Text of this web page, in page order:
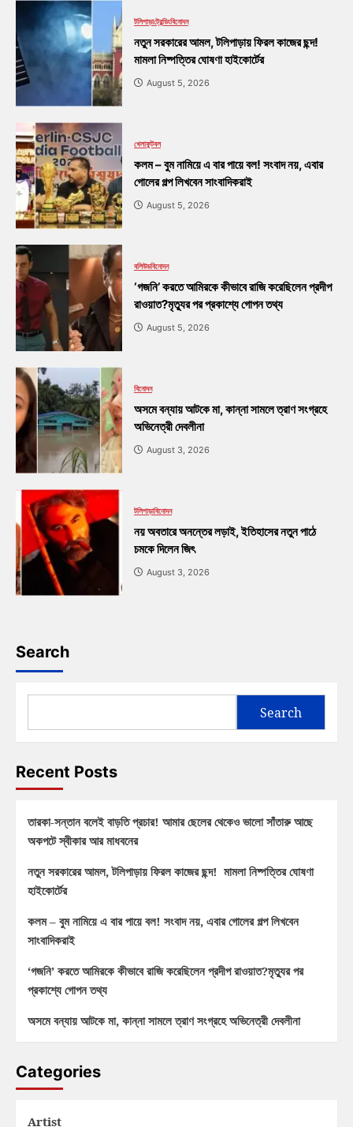
টলিপাড়াট্রেন্ডিংবিনোদন
নতুন সরকারের আমল, টলিপাড়ায় ফিরল কাজের ছন্দ!
মামলা নিষ্পত্তির ঘোষণা হাইকোর্টের
August 5, 2026
খেলাফুটবল
কলম – বুম নামিয়ে এ বার পায়ে বল! সংবাদ নয়, এবার
গোলের গল্প লিখবেন সাংবাদিকরাই
August 5, 2026
বলিউডবিনোদন
‘গজনি’ করতে আমিরকে কীভাবে রাজি করেছিলেন প্রদীপ
রাওয়াত?মৃত্যুর পর প্রকাশ্যে গোপন তথ্য
August 5, 2026
বিনোদন
অসমে বন্যায় আটকে মা, কান্না সামলে ত্রাণ সংগ্রহে
অভিনেত্রী দেবলীনা
August 3, 2026
টলিপাড়াবিনোদন
নয় অবতারে অনন্তের লড়াই, ইতিহাসের নতুন পাঠে
চমকে দিলেন জিৎ
August 3, 2026
Search
Search
Recent Posts
তারকা-সন্তান বলেই বাড়তি প্রচার! আমার ছেলের থেকেও ভালো সাঁতারু আছে
অকপটে স্বীকার আর মাধবনের
নতুন সরকারের আমল, টলিপাড়ায় ফিরল কাজের ছন্দ! মামলা নিষ্পত্তির ঘোষণা
হাইকোর্টের
কলম – বুম নামিয়ে এ বার পায়ে বল! সংবাদ নয়, এবার গোলের গল্প লিখবেন
সাংবাদিকরাই
‘গজনি’ করতে আমিরকে কীভাবে রাজি করেছিলেন প্রদীপ রাওয়াত?মৃত্যুর পর
প্রকাশ্যে গোপন তথ্য
অসমে বন্যায় আটকে মা, কান্না সামলে ত্রাণ সংগ্রহে অভিনেত্রী দেবলীনা
Categories
Artist